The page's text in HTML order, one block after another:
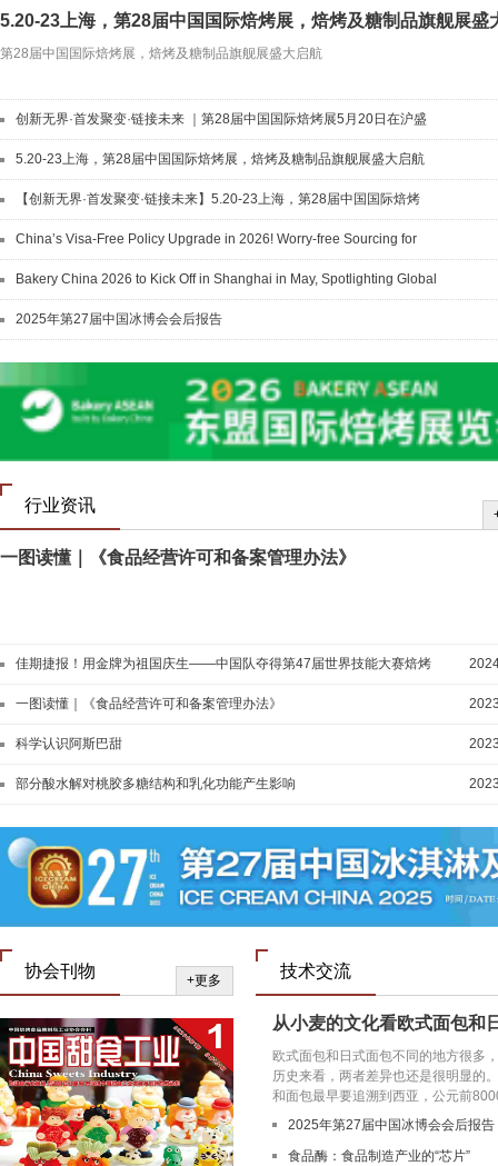
5.20-23上海，第28届中国国际焙烤展，焙烤及糖制品旗舰展盛
第28届中国国际焙烤展，焙烤及糖制品旗舰展盛大启航
创新无界·首发聚变·链接未来 ｜第28届中国国际焙烤展5月20日在沪盛
大开幕
5.20-23上海，第28届中国国际焙烤展，焙烤及糖制品旗舰展盛大启航
【创新无界·首发聚变·链接未来】5.20-23上海，第28届中国国际焙烤
展，焙烤及糖制品旗舰展盛大启航！
China’s Visa-Free Policy Upgrade in 2026! Worry-free Sourcing for
Global Buyers
Bakery China 2026 to Kick Off in Shanghai in May, Spotlighting Global
Innovation
2025年第27届中国冰博会会后报告
行业资讯
一图读懂｜《食品经营许可和备案管理办法》
佳期捷报！用金牌为祖国庆生——中国队夺得第47届世界技能大赛焙烤
和西点糖艺竞赛项目两块金牌
一图读懂｜《食品经营许可和备案管理办法》
科学认识阿斯巴甜
部分酸水解对桃胶多糖结构和乳化功能产生影响
协会刊物 +更多 技术交流
从小麦的文化看欧式面包和
欧式面包和日式面包不同的地方很多
历史来看，两者差异也还是很明
和面包最早要追溯到西亚，公元前
2025年第27届中国冰博会会后报告
食品酶：食品制造产业的“芯片”